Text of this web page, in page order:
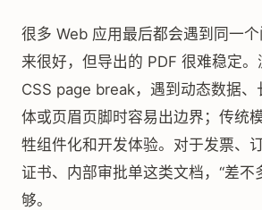
很多 Web 应用最后都会遇到同一
来很好，但导出的 PDF 很难稳定
CSS page break，遇到动态数据、
体或页眉页脚时容易出边界；传统
牲组件化和开发体验。对于发票、
证书、内部审批单这类文档，“差不
够。